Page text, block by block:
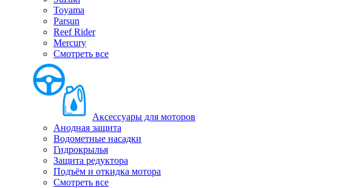
Toyama
Parsun
Reef Rider
Mercury
Смотреть все
Аксессуары для моторов
Анодная защита
Водометные насадки
Гидрокрылья
Защита редуктора
Подъём и откидка мотора
Смотреть все